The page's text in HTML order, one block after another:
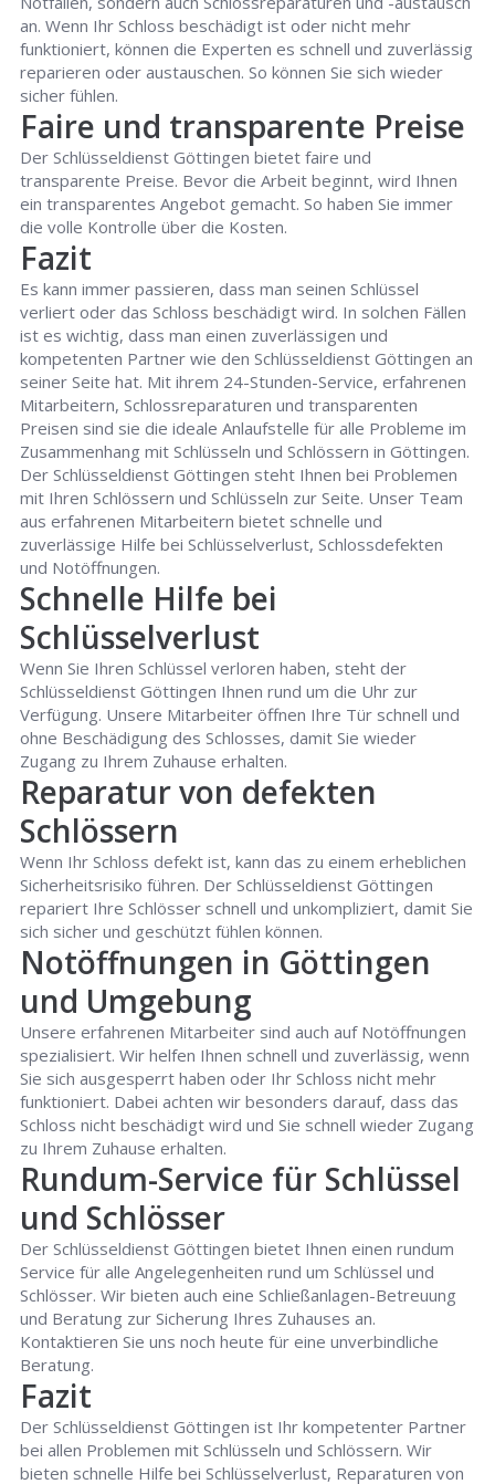
an. Wenn Ihr Schloss beschädigt ist oder nicht mehr
funktioniert, können die Experten es schnell und zuverlässig
reparieren oder austauschen. So können Sie sich wieder
sicher fühlen.
Faire und transparente Preise
Der Schlüsseldienst Göttingen bietet faire und
transparente Preise. Bevor die Arbeit beginnt, wird Ihnen
ein transparentes Angebot gemacht. So haben Sie immer
die volle Kontrolle über die Kosten.
Fazit
Es kann immer passieren, dass man seinen Schlüssel
verliert oder das Schloss beschädigt wird. In solchen Fällen
ist es wichtig, dass man einen zuverlässigen und
kompetenten Partner wie den Schlüsseldienst Göttingen an
seiner Seite hat. Mit ihrem 24-Stunden-Service, erfahrenen
Mitarbeitern, Schlossreparaturen und transparenten
Preisen sind sie die ideale Anlaufstelle für alle Probleme im
Zusammenhang mit Schlüsseln und Schlössern in Göttingen.
Der Schlüsseldienst Göttingen steht Ihnen bei Problemen
mit Ihren Schlössern und Schlüsseln zur Seite. Unser Team
aus erfahrenen Mitarbeitern bietet schnelle und
zuverlässige Hilfe bei Schlüsselverlust, Schlossdefekten
und Notöffnungen.
Schnelle Hilfe bei
Schlüsselverlust
Wenn Sie Ihren Schlüssel verloren haben, steht der
Schlüsseldienst Göttingen Ihnen rund um die Uhr zur
Verfügung. Unsere Mitarbeiter öffnen Ihre Tür schnell und
ohne Beschädigung des Schlosses, damit Sie wieder
Zugang zu Ihrem Zuhause erhalten.
Reparatur von defekten
Schlössern
Wenn Ihr Schloss defekt ist, kann das zu einem erheblichen
Sicherheitsrisiko führen. Der Schlüsseldienst Göttingen
repariert Ihre Schlösser schnell und unkompliziert, damit Sie
sich sicher und geschützt fühlen können.
Notöffnungen in Göttingen
und Umgebung
Unsere erfahrenen Mitarbeiter sind auch auf Notöffnungen
spezialisiert. Wir helfen Ihnen schnell und zuverlässig, wenn
Sie sich ausgesperrt haben oder Ihr Schloss nicht mehr
funktioniert. Dabei achten wir besonders darauf, dass das
Schloss nicht beschädigt wird und Sie schnell wieder Zugang
zu Ihrem Zuhause erhalten.
Rundum-Service für Schlüssel
und Schlösser
Der Schlüsseldienst Göttingen bietet Ihnen einen rundum
Service für alle Angelegenheiten rund um Schlüssel und
Schlösser. Wir bieten auch eine Schließanlagen-Betreuung
und Beratung zur Sicherung Ihres Zuhauses an.
Kontaktieren Sie uns noch heute für eine unverbindliche
Beratung.
Fazit
Der Schlüsseldienst Göttingen ist Ihr kompetenter Partner
bei allen Problemen mit Schlüsseln und Schlössern. Wir
bieten schnelle Hilfe bei Schlüsselverlust, Reparaturen von